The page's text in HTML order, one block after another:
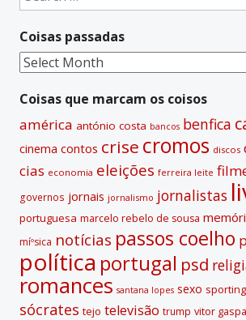
for:
Coisas passadas
Coisas
Coisas que marcam os coisos
américa antónio costa bancos benfica
cinema contos crise cromos discos
cias economia eleições ferreira leite
governos jornais jornalismo jornalistas
portuguesa marcelo rebelo de sousa
míºsica notí­cias passos coelho
polí­tica portugal psd
romances santana lopes sexo sporting
sócrates tejo televisão trump vitor